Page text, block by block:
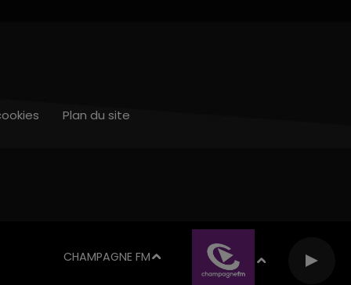
CHAMPAGNE FM
Plan du site